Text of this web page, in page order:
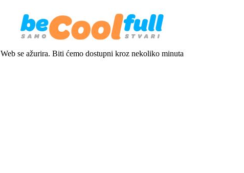
Web se ažurira. Biti ćemo dostupni kroz nekoliko minuta